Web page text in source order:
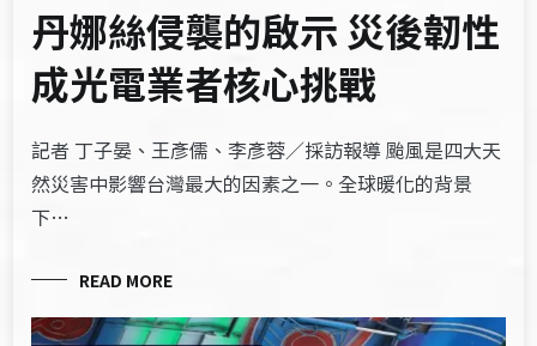
丹娜絲侵襲的啟示 災後韌性
成光電業者核心挑戰
記者 丁子晏、王彥儒、李彥蓉／採訪報導 颱風是四大天
然災害中影響台灣最大的因素之一。全球暖化的背景
下…
READ MORE